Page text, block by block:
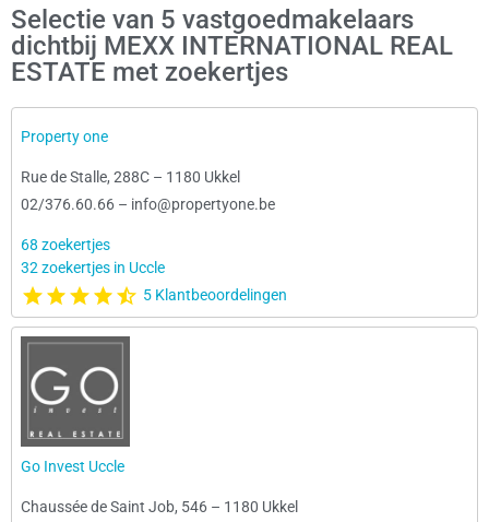
Selectie van 5 vastgoedmakelaars
dichtbij MEXX INTERNATIONAL REAL
ESTATE met zoekertjes
Property one
Rue de Stalle, 288C – 1180 Ukkel
02/376.60.66 – info@propertyone.be
68 zoekertjes
32 zoekertjes in Uccle
5 Klantbeoordelingen
Go Invest Uccle
Chaussée de Saint Job, 546 – 1180 Ukkel